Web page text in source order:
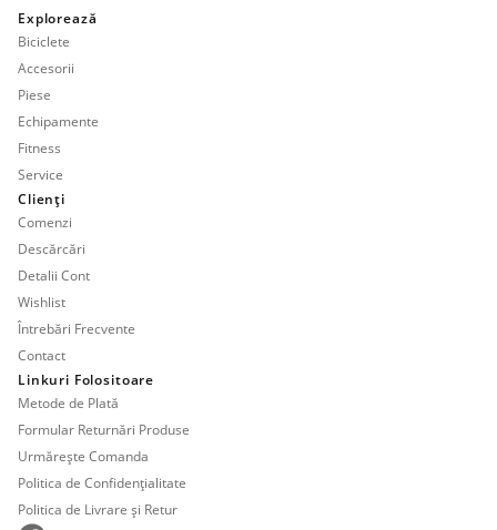
Explorează
Biciclete
Accesorii
Piese
Echipamente
Fitness
Service
Clienți
Comenzi
Descărcări
Detalii Cont
Wishlist
Întrebări Frecvente
Contact
Linkuri Folositoare
Metode de Plată
Formular Returnări Produse
Urmărește Comanda
Politica de Confidențialitate
Politica de Livrare și Retur